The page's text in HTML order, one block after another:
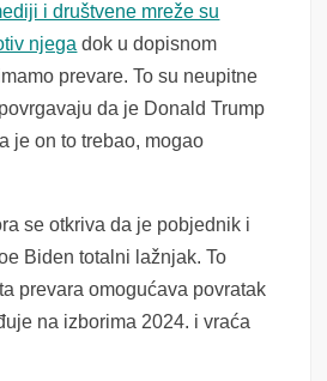
i društvene mreže su
njega dok u dopisnom
prevare. To su neupitne
da je Donald Trump
je on to trebao, mogao
se otkriva da je pobjednik i
Biden totalni lažnjak. To
prevara omogućava povratak
na izborima 2024. i vraća